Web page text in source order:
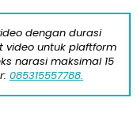
dengan durasi
video untuk plaftform
narasi maksimal 15
085315557788.